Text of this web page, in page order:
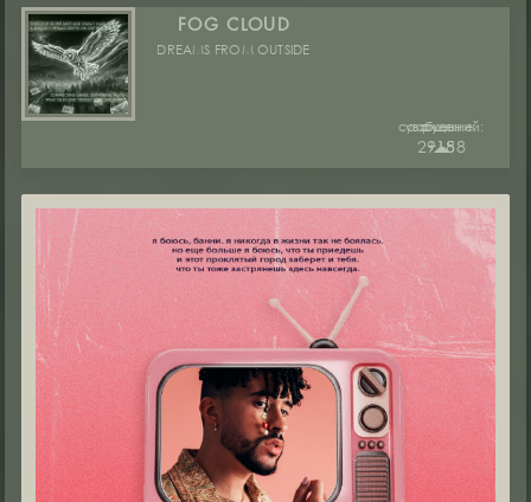
FOG CLOUD
DREAMS FROM OUTSIDE
руны:
☁︎
сообщений:
29188
уважение:
+15